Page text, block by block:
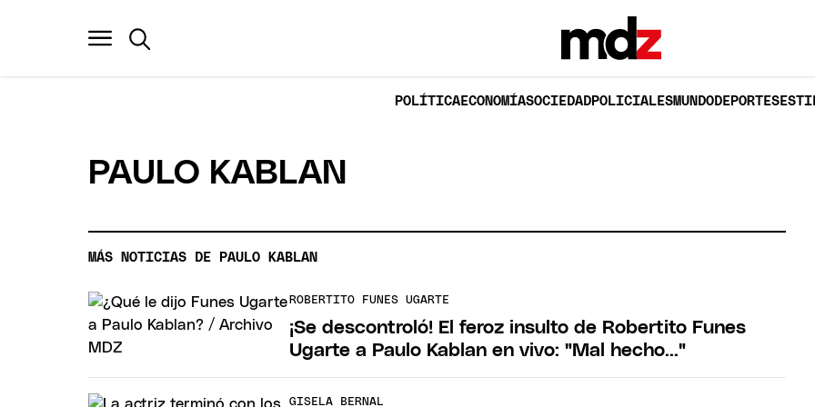
POLÍTICAECONOMÍASOCIEDADPOLICIALESMUNDODEPORTES
PAULO KABLAN
MÁS NOTICIAS DE PAULO KABLAN
ROBERTITO FUNES UGARTE
¡Se descontroló! El feroz insulto de Robertito Funes
Ugarte a Paulo Kablan en vivo: "Mal hecho..."
GISELA BERNAL